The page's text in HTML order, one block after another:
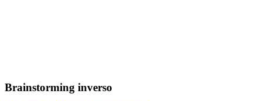
Brainstorming inverso